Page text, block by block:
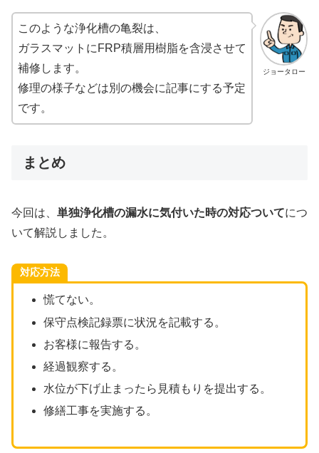
ジョータロー
このような浄化槽の亀裂は、
ガラスマットにFRP積層用樹脂を含浸させて
補修します。
修理の様子などは別の機会に記事にする予定
です。
まとめ
今回は、 単独浄化槽の漏水に気付いた時の対応ついてにつ
いて解説しました。
対応方法
慌てない。
保守点検記録票に状況を記載する。
お客様に報告する。
経過観察する。
水位が下げ止まったら見積もりを提出する。
修繕工事を実施する。